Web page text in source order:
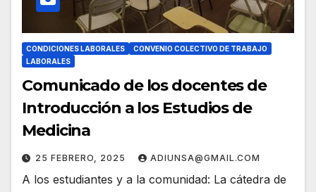
CONDICIONES LABORALES
CONVENIO COLECTIVO DE TRABAJO
LABORALES
Comunicado de los docentes de
Introducción a los Estudios de
Medicina
25 FEBRERO, 2025 ADIUNSA@GMAIL.COM
A los estudiantes y a la comunidad: La cátedra de